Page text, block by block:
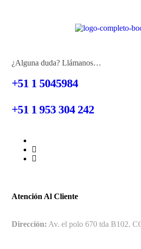
¿Alguna duda? Llámanos…
+51 1 5045984
+51 1 953 304 242
Atención Al Cliente
Dirección: Av. el polo 670 tda B102.